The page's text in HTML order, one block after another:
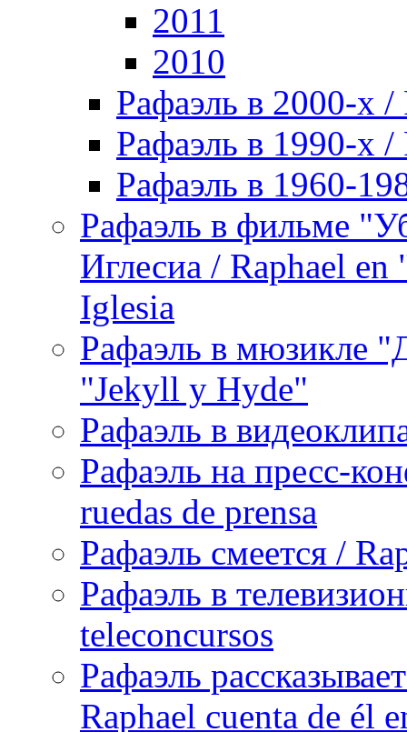
2011
2010
Рафаэль в 2000-х /
Рафаэль в 1990-х /
Рафаэль в 1960-
Рафаэль в фильме
Иглесиа / Raphael
Iglesia
Рафаэль в мюзикле
"Jekyll y Hyde"
Рафаэль в
Рафаэль на пресс-
ruedas de prensa
Рафаэль смеется /
Рафаэль в
teleconcursos
Рафаэль
Raphael cuenta de él